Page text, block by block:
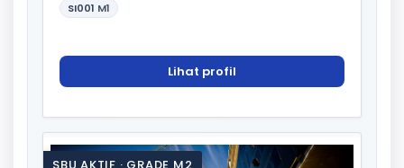
SI001 M1
Lihat profil